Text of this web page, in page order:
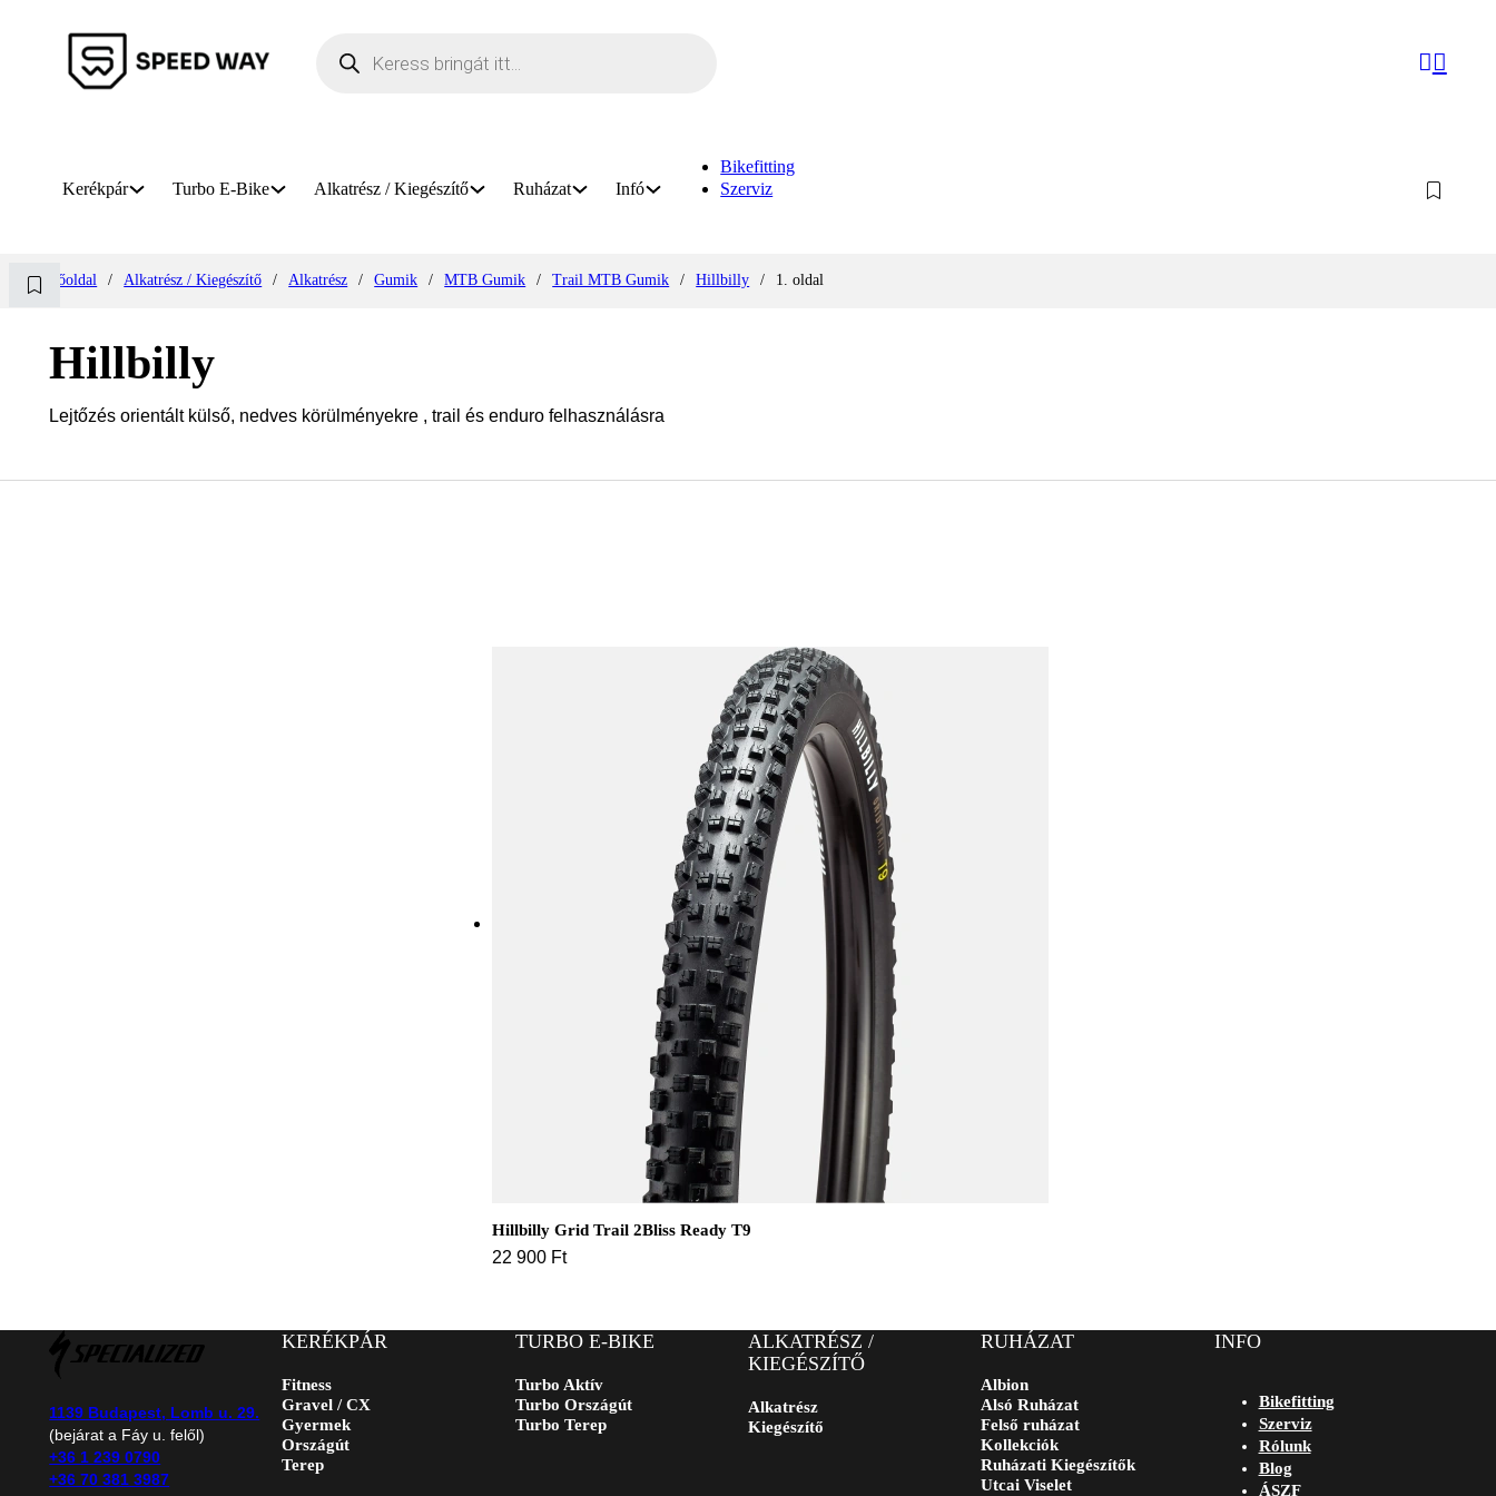
Kerékpár Turbo E-Bike Alkatrész / Kiegészítő Ruházat Infó
Bikefitting
Szerviz
Főoldal / Alkatrész / Kiegészítő / Alkatrész / Gumik / MTB Gumik / Trail MTB Gumik / Hillbilly / 1. oldal
Hillbilly
Lejtőzés orientált külső, nedves körülményekre , trail és enduro felhasználásra
Hillbilly Grid Trail 2Bliss Ready T9
22 900 Ft
1139 Budapest, Lomb u. 29.
(bejárat a Fáy u. felől)
+36 1 239 0790
+36 70 381 3987
KERÉKPÁR
Fitness
Gravel / CX
Gyermek
Országút
Terep
TURBO E-BIKE
Turbo Aktív
Turbo Országút
Turbo Terep
ALKATRÉSZ /
KIEGÉSZÍTŐ
Alkatrész
Kiegészítő
RUHÁZAT
Albion
Alsó Ruházat
Felső ruházat
Kollekciók
Ruházati Kiegészítők
Utcai Viselet
INFO
Bikefitting
Szerviz
Rólunk
Blog
ÁSZF